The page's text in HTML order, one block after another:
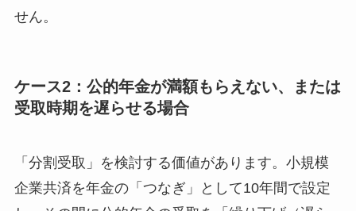
せん。
ケース2：公的年金が満額もらえない、または
受取時期を遅らせる場合
「分割受取」を検討する価値があります。小規模
企業共済を年金の「つなぎ」として10年間で設定